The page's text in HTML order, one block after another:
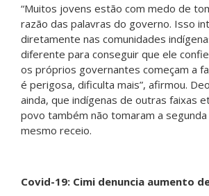
“Muitos jovens estão com medo de
razão das palavras do governo. Isso
diretamente nas comunidades
diferente para conseguir que ele
os próprios governantes começam a
é perigosa, dificulta mais”, afirmou.
ainda, que indígenas de outras faixas
povo também não tomaram a
mesmo receio.
Covid-19: Cimi denuncia aumento